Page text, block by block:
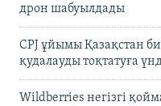
дрон шабуылдады
CPJ ұйымы Қазақстан
қудалауды тоқтатуға
Wildberries негізгі